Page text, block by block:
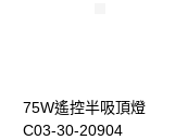
５．嚴禁一人註冊多個
恩沛科技股份有限公司
75W遙控半吸頂燈
C03-30-20904